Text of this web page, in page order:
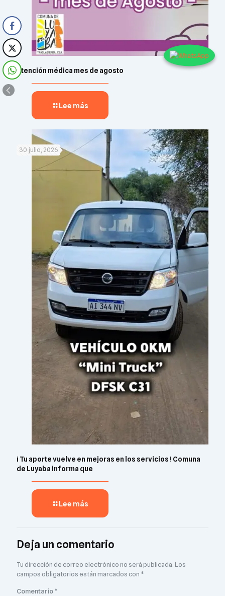
Atención médica mes de agosto
Lee más
30 julio, 2026
¡ Tu aporte vuelve en mejoras en los servicios ! Comuna
de Luyaba informa que
Lee más
Deja un comentario
Tu dirección de correo electrónico no será publicada.Los
campos obligatorios están marcados con *
Comentario*